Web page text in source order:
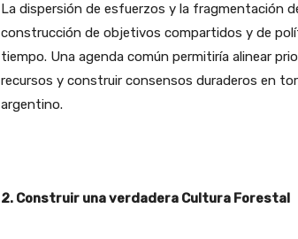
La dispersión de esfuerzos y la fragmentación
construcción de objetivos compartidos y de
tiempo. Una agenda común permitiría alinear
recursos y construir consensos duraderos en
argentino.
2. Construir una verdadera Cultura Forestal